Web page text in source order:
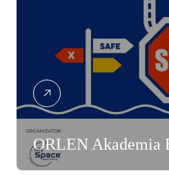
ORLEN Akademia